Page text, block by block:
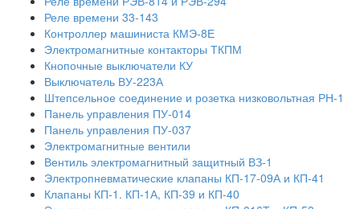
Реле времени 33-143
Контроллер машиниста КМЭ-8Е
Электромагнитные контакторы ТКПМ
Кнопочные выключатели КУ
Выключатель ВУ-223А
Штепсельное соединение и розетка низковольтная РН-1
Панель управления ПУ-014
Панель управления ПУ-037
Электромагнитные вентили
Вентиль электромагнитный защитный ВЗ-1
Электропневматические клапаны КП-17-09А и КП-41
Клапаны КП-1. КП-1А, КП-39 и КП-40